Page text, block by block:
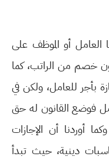
أو الموظف على
خصم من الراتب، كما
بأجر للعامل، ولكن في
فوضع القانون له حق
أوردنا أن الإجازات
دينية، حيث تبدأ